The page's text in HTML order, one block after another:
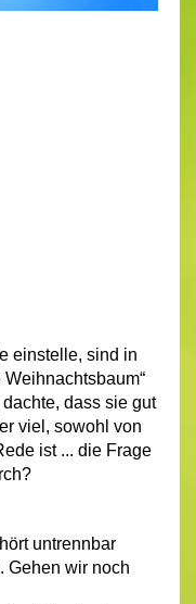
einstelle, sind in
dass sie gut
viel, sowohl von
ist ... die Frage
untrennbar
Gehen wir noch